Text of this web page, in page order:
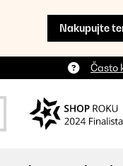
Nakupujte
Často